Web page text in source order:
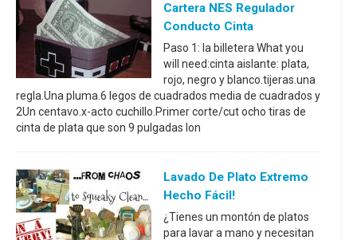
Cartera NES Regulador
Conducto Cinta
Paso 1: la billetera What you
will need:cinta aislante: plata,
rojo, negro y blanco.tijeras.una
regla.Una pluma.6 legos de cuadrados media de cuadrados y
2Un centavo.x-acto cuchillo.Primer corte/cut ocho tiras de
cinta de plata que son 9 pulgadas lon
Lavado De Plato Extremo
Hecho Fácil!
¿Tienes un montón de platos
para lavar a mano y necesitan